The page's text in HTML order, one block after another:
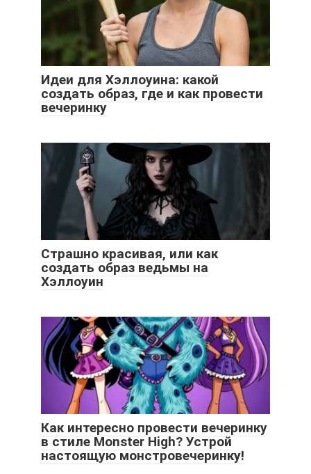
Идеи для Хэллоуина: какой
создать образ, где и как провести
вечеринку
Страшно красивая, или как
создать образ ведьмы на
Хэллоуин
Как интересно провести вечеринку
в стиле Monster High? Устрой
настоящую монстровечеринку!